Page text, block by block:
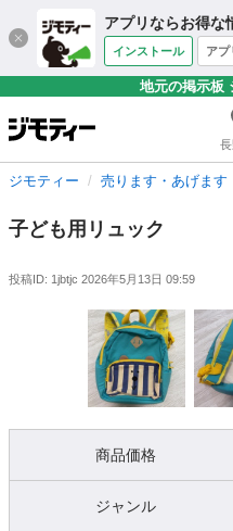
アプリならお得な
インストール アプ
地元の掲示板
ジモティー 売ります・あげます
子ども用リュック
投稿ID: 1jbtjc 2026年5月13日 09:59
商品価格
ジャンル